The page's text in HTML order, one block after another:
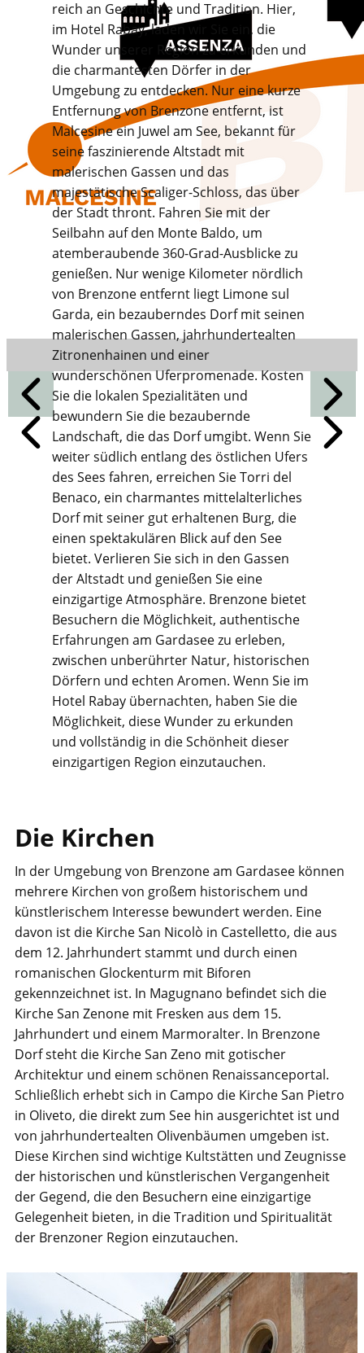
reich an Geschichte und Tradition. Hier,
im Hotel Rabay, laden wir Sie ein, die
Wunder unserer Region zu erkunden und
die charmantesten Dörfer in der
Umgebung zu entdecken. Nur eine kurze
Entfernung von Brenzone entfernt, ist
Malcesine ein Juwel am See, bekannt für
seine faszinierende Altstadt mit
malerischen Gassen und das
majestätische Scaliger-Schloss, das über
der Stadt thront. Fahren Sie mit der
Seilbahn auf den Monte Baldo, um
atemberaubende 360-Grad-Ausblicke zu
genießen. Nur wenige Kilometer nördlich
von Brenzone entfernt liegt Limone sul
Garda, ein bezauberndes Dorf mit seinen
malerischen Gassen, jahrhundertealten
Zitronenhainen und einer
wunderschönen Uferpromenade. Kosten
Sie die lokalen Spezialitäten und
bewundern Sie die bezaubernde
Landschaft, die das Dorf umgibt. Wenn Sie
weiter südlich entlang des östlichen Ufers
des Sees fahren, erreichen Sie Torri del
Benaco, ein charmantes mittelalterliches
Dorf mit seiner gut erhaltenen Burg, die
einen spektakulären Blick auf den See
bietet. Verlieren Sie sich in den Gassen
der Altstadt und genießen Sie eine
einzigartige Atmosphäre. Brenzone bietet
Besuchern die Möglichkeit, authentische
Erfahrungen am Gardasee zu erleben,
zwischen unberührter Natur, historischen
Dörfern und echten Aromen. Wenn Sie im
Hotel Rabay übernachten, haben Sie die
Möglichkeit, diese Wunder zu erkunden
und vollständig in die Schönheit dieser
einzigartigen Region einzutauchen.
Die Kirchen
​In der Umgebung von Brenzone am Gardasee können
mehrere Kirchen von großem historischem und
künstlerischem Interesse bewundert werden. Eine
davon ist die Kirche San Nicolò in Castelletto, die aus
dem 12. Jahrhundert stammt und durch einen
romanischen Glockenturm mit Biforen
gekennzeichnet ist. In Magugnano befindet sich die
Kirche San Zenone mit Fresken aus dem 15.
Jahrhundert und einem Marmoralter. In Brenzone
Dorf steht die Kirche San Zeno mit gotischer
Architektur und einem schönen Renaissanceportal.
Schließlich erhebt sich in Campo die Kirche San Pietro
in Oliveto, die direkt zum See hin ausgerichtet ist und
von jahrhundertealten Olivenbäumen umgeben ist.
Diese Kirchen sind wichtige Kultstätten und Zeugnisse
der historischen und künstlerischen Vergangenheit
der Gegend, die den Besuchern eine einzigartige
Gelegenheit bieten, in die Tradition und Spiritualität
der Brenzoner Region einzutauchen.